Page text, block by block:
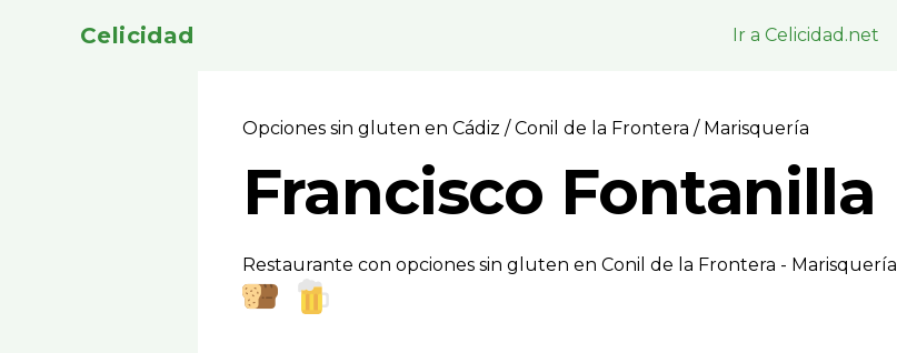
Celicidad Ir a Celicidad.net
Opciones sin gluten en Cádiz/Conil de la Frontera / Marisquerí­a
Francisco Fontanilla
Restaurante con opciones sin gluten en Conil de la Frontera - Marisquerí­a